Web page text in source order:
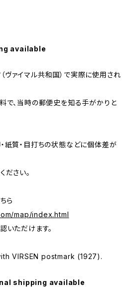
available
ヴァイマル共和国）で実際に使用され
で、当時の郵便史を知る手がかりと
紙質・目打ちの状態などに個体差が
さい。
ら
map/index.html
いただけます。
VIRSEN postmark (1927).
shipping available